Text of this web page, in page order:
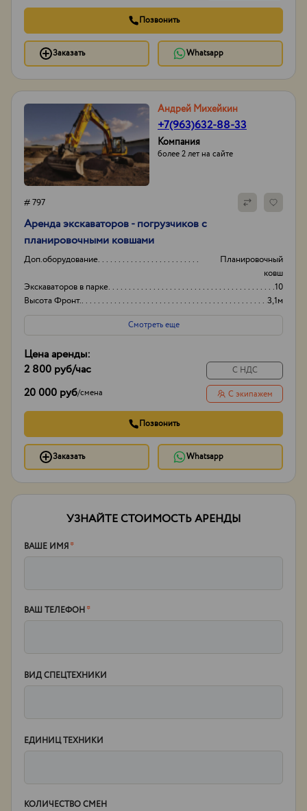
Позвонить
Заказать Whatsapp
Андрей Михейкин
+7(963)632-88-33
Компания
более 2 лет на сайте
# 797
Аренда экскаваторов - погрузчиков с
планировочными ковшами
Доп.оборудование
Планировочный
ковш
Экскаваторов в парке
10
Высота Фронт.
3,1м
Объем погрузочного ковша
0,2м3
Смотреть еще
Цена аренды:
2 800 руб/час
20 000 руб/смена
С НДС
С экипажем
Позвонить
Заказать Whatsapp
УЗНАЙТЕ СТОИМОСТЬ АРЕНДЫ
ВАШЕ ИМЯ*
ВАШ ТЕЛЕФОН*
ВИД СПЕЦТЕХНИКИ
ЕДИНИЦ ТЕХНИКИ
КОЛИЧЕСТВО СМЕН